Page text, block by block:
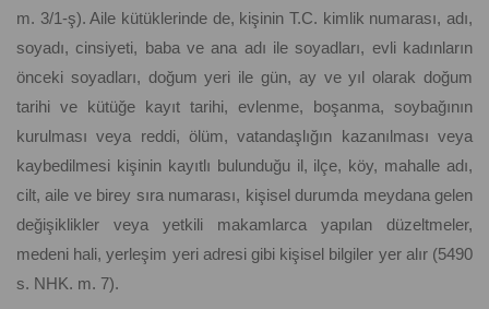
m. 3/1-ş). Aile kütüklerinde de, kişinin T.C. kimlik numarası, adı,
soyadı, cinsiyeti, baba ve ana adı ile soyadları, evli kadınların
önceki soyadları, doğum yeri ile gün, ay ve yıl olarak doğum
tarihi ve kütüğe kayıt tarihi, evlenme, boşanma, soybağının
kurulması veya reddi, ölüm, vatandaşlığın kazanılması veya
kaybedilmesi kişinin kayıtlı bulunduğu il, ilçe, köy, mahalle adı,
cilt, aile ve birey sıra numarası, kişisel durumda meydana gelen
değişiklikler veya yetkili makamlarca yapılan düzeltmeler,
medeni hali, yerleşim yeri adresi gibi kişisel bilgiler yer alır (5490
s. NHK. m. 7).